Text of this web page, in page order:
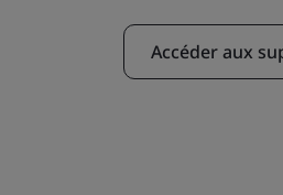
Accéder aux